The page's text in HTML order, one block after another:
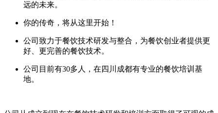
远的未来。
你的传奇，将从这里开始！
公司致力于餐饮技术研发与整合，为餐饮创业者提供更
好、更完善的餐饮技术。
公司目前有30多人，在四川成都有专业的餐饮培训基
地。